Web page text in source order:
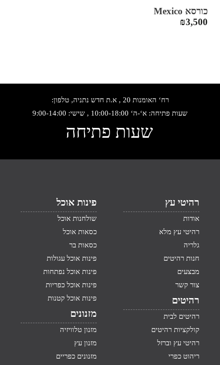
כורסא Mexico
₪3,500
רח‘ האומנות 20 , א.ת חדש נתניה, טלפון:
שעות פתיחה: א‘-ה‘ 10:00-18:00 , שישי: 9:00-14:00
שעות פתיחה
רהיטי עץ
אודות
רהיטי עץ מלא
גלריה
חנות רהיטים
מבצעים
צור קשר
רהיטים
רהיטים לבית
קולקציות רהיטים
רהיטי עץ וברזל
ריהוט כפרי
פינות אוכל
שולחנות אוכל
כסאות אוכל
כסאות בר
פינות אוכל עגולות
פינות אוכל נפתחות
פינות אוכל כפריות
פינות אוכל קטנות
מזנונים
מזנון טלוויזיה
מזנון עץ
מזנונים כפריים